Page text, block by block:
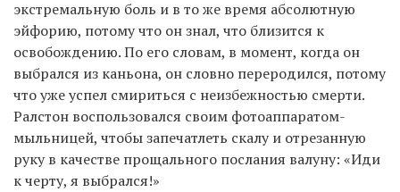
экстремальную боль и в то же время абсолютную
эйфорию, потому что он знал, что близится к
освобождению. По его словам, в момент, когда он
выбрался из каньона, он словно переродился, потому
что уже успел смириться с неизбежностью смерти.
Ралстон воспользовался своим фотоаппаратом-
мыльницей, чтобы запечатлеть скалу и отрезанную
руку в качестве прощального послания валуну: «Иди
к черту, я выбрался!»